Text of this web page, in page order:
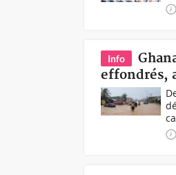
Info
effondrés,